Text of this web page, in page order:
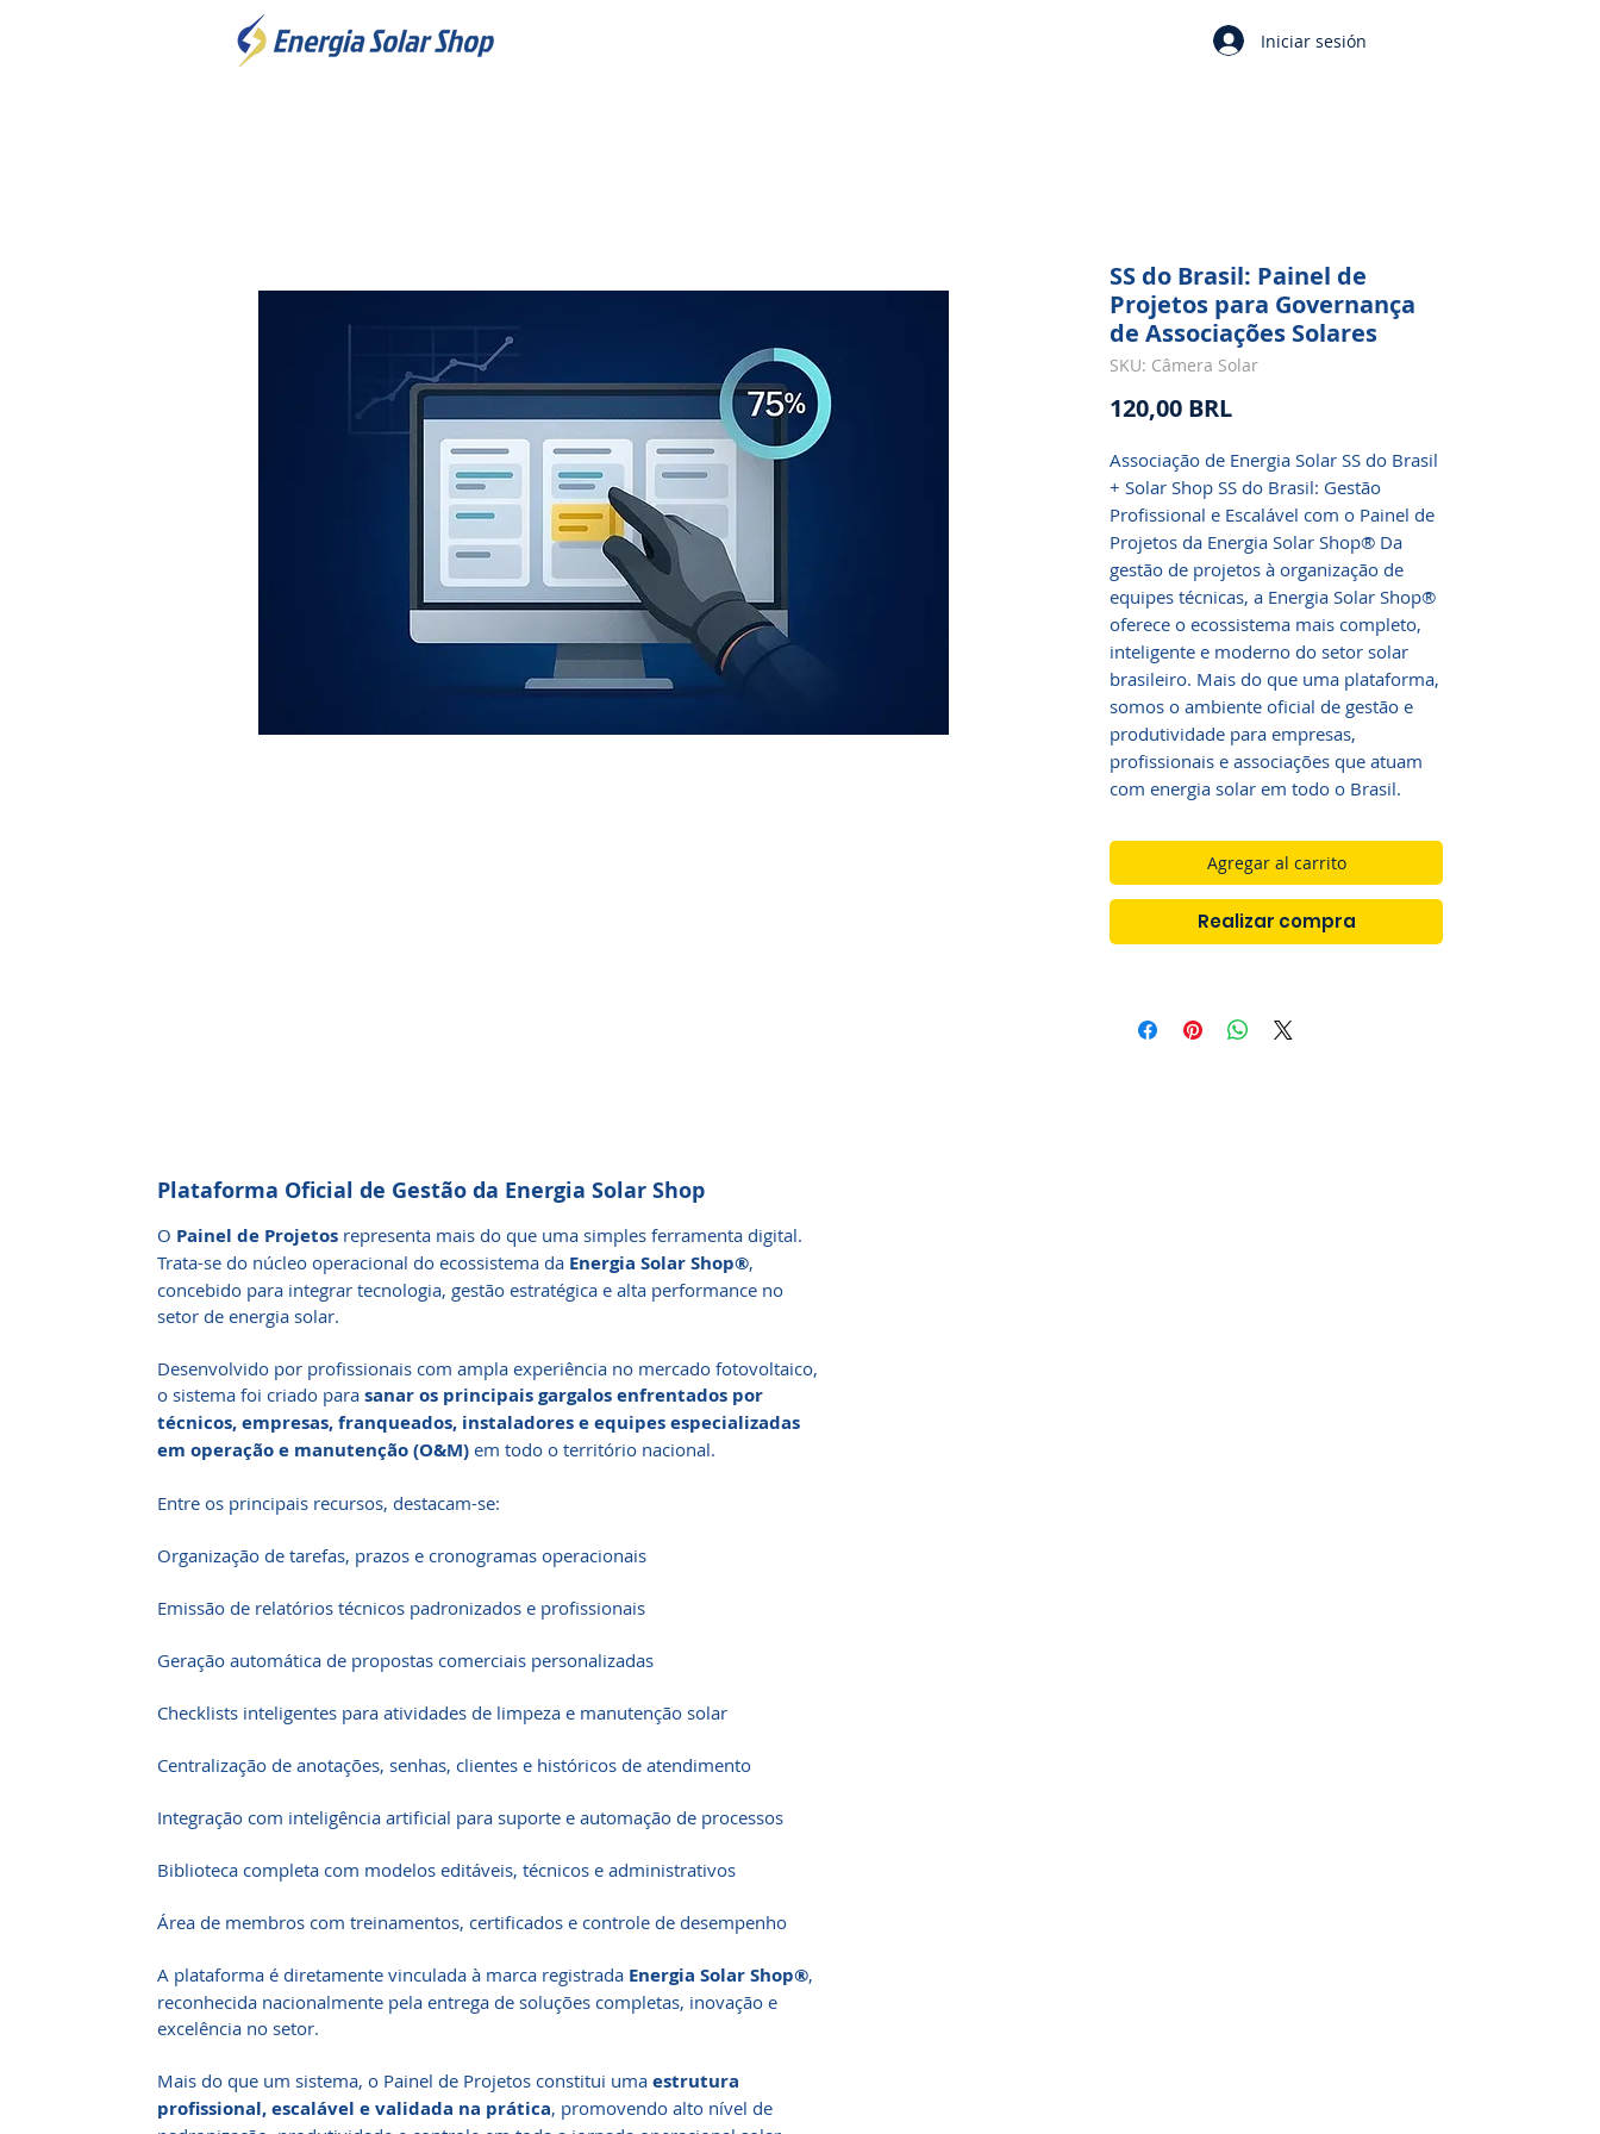
Iniciar sesión
SS do Brasil: Painel de
Projetos para Governança
de Associações Solares
SKU: Câmera Solar
120,00 BRLPrecio
Associação de Energia Solar SS do Brasil
+ Solar Shop SS do Brasil: Gestão
Profissional e Escalável com o Painel de
Projetos da Energia Solar Shop® Da
gestão de projetos à organização de
equipes técnicas, a Energia Solar Shop®
oferece o ecossistema mais completo,
inteligente e moderno do setor solar
brasileiro. Mais do que uma plataforma,
somos o ambiente oficial de gestão e
produtividade para empresas,
profissionais e associações que atuam
com energia solar em todo o Brasil.
Agregar al carrito
Realizar compra
Plataforma Oficial de Gestão da Energia Solar Shop
O Painel de Projetos representa mais do que uma simples ferramenta digital.
Trata-se do núcleo operacional do ecossistema da Energia Solar Shop®,
concebido para integrar tecnologia, gestão estratégica e alta performance no
setor de energia solar.
Desenvolvido por profissionais com ampla experiência no mercado fotovoltaico,
o sistema foi criado para sanar os principais gargalos enfrentados por
técnicos, empresas, franqueados, instaladores e equipes especializadas
em operação e manutenção (O&M) em todo o território nacional.
Entre os principais recursos, destacam-se:
Organização de tarefas, prazos e cronogramas operacionais
Emissão de relatórios técnicos padronizados e profissionais
Geração automática de propostas comerciais personalizadas
Checklists inteligentes para atividades de limpeza e manutenção solar
Centralização de anotações, senhas, clientes e históricos de atendimento
Integração com inteligência artificial para suporte e automação de processos
Biblioteca completa com modelos editáveis, técnicos e administrativos
Área de membros com treinamentos, certificados e controle de desempenho
A plataforma é diretamente vinculada à marca registrada Energia Solar Shop®,
reconhecida nacionalmente pela entrega de soluções completas, inovação e
excelência no setor.
Mais do que um sistema, o Painel de Projetos constitui uma estrutura
profissional, escalável e validada na prática, promovendo alto nível de